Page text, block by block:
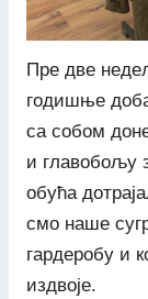
Пре две
годишње
са собом
и главобољу
обућа
смо наше
гардеробу и
издвоје.